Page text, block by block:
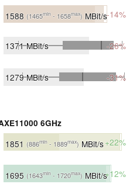
1588 (1465min - 1658max) MBit/s-14%
1371MBit/s -26%
1279MBit/s -31%
6GHz
1851 (886min - 1889max)MBit/s+22%
1695 (1643min - 1720max) MBit/s+12%